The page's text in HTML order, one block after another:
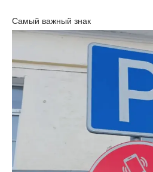
Самый важный знак